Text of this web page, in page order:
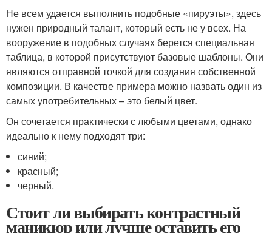
Не всем удается выполнить подобные «пируэты», здесь
нужен природный талант, который есть не у всех. На
вооружение в подобных случаях берется специальная
таблица, в которой присутствуют базовые шаблоны. Они
являются отправной точкой для создания собственной
композиции. В качестве примера можно назвать один из
самых употребительных – это белый цвет.
Он сочетается практически с любыми цветами, однако
идеально к нему подходят три:
синий;
красный;
черный.
Стоит ли выбирать контрастный
маникюр или лучше оставить его